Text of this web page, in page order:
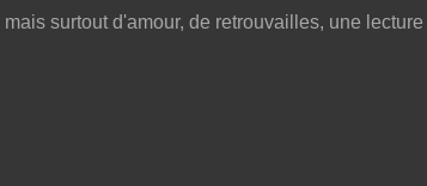
surtout d'amour, de retrouvailles, une lecture